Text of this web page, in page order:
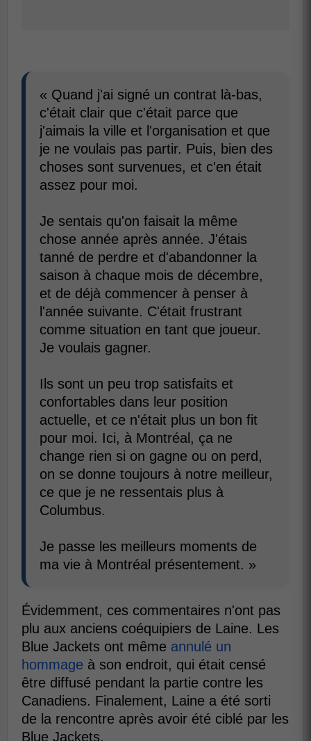
« Quand j'ai signé un contrat là-bas,
c'était clair que c'était parce que
j'aimais la ville et l'organisation et que
je ne voulais pas partir. Puis, bien des
choses sont survenues, et c'en était
assez pour moi.
Je sentais qu'on faisait la même
chose année après année. J'étais
tanné de perdre et d'abandonner la
saison à chaque mois de décembre,
et de déjà commencer à penser à
l'année suivante. C'était frustrant
comme situation en tant que joueur.
Je voulais gagner.
Ils sont un peu trop satisfaits et
confortables dans leur position
actuelle, et ce n'était plus un bon fit
pour moi. Ici, à Montréal, ça ne
change rien si on gagne ou on perd,
on se donne toujours à notre meilleur,
ce que je ne ressentais plus à
Columbus.
Je passe les meilleurs moments de
ma vie à Montréal présentement. »
Évidemment, ces commentaires n'ont pas
plu aux anciens coéquipiers de Laine. Les
Blue Jackets ont même annulé un
hommage à son endroit, qui était censé
être diffusé pendant la partie contre les
Canadiens. Finalement, Laine a été sorti
de la rencontre après avoir été ciblé par les
Blue Jackets.